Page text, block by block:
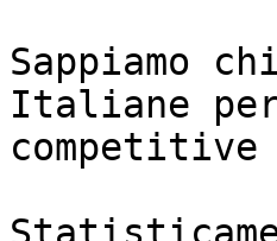
Sappiamo
Italiane